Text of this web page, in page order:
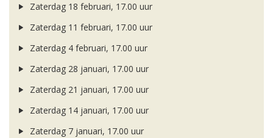
Zaterdag 18 februari, 17.00 uur
Zaterdag 11 februari, 17.00 uur
Zaterdag 4 februari, 17.00 uur
Zaterdag 28 januari, 17.00 uur
Zaterdag 21 januari, 17.00 uur
Zaterdag 14 januari, 17.00 uur
Zaterdag 7 januari, 17.00 uur